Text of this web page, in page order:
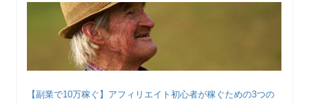
【副業で10万稼ぐ】アフィリエイト初心者が稼ぐための3つの